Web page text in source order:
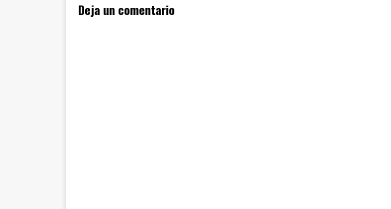
Deja un comentario